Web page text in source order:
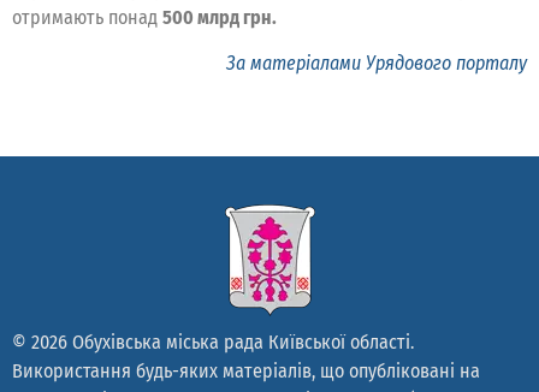
отримають понад 500 млрд грн.
За матеріалами Урядового порталу
© 2026 Обухівська міська рада Київської області.
Використання будь-яких матеріалів, що опубліковані на